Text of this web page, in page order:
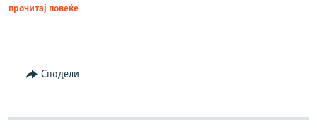
прочитај повеќе
Сподели